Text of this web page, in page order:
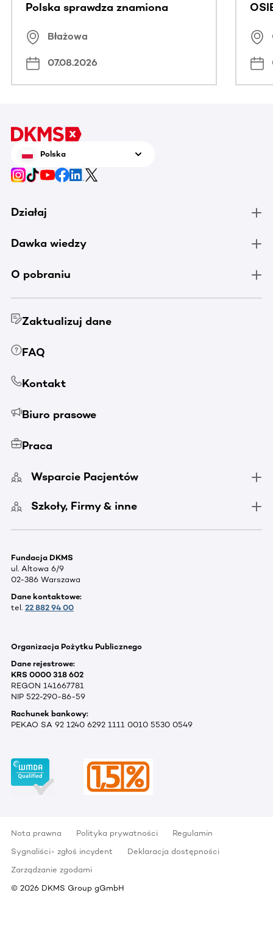
Polska sprawdza znamiona
Błażowa
07.08.2026
Polska
Działaj
Dawka wiedzy
O pobraniu
Zaktualizuj dane
FAQ
Kontakt
Biuro prasowe
Praca
Wsparcie Pacjentów
Szkoły, Firmy & inne
Fundacja DKMS
ul. Altowa 6/9
02-386 Warszawa
Dane kontaktowe:
tel. 22 882 94 00
Organizacja Pożytku Publicznego
Dane rejestrowe:
KRS 0000 318 602
REGON 141667781
NIP 522-290-86-59
Rachunek bankowy:
PEKAO SA 92 1240 6292 1111 0010 5530 0549
Nota prawna Polityka prywatności
Regulamin
Sygnaliści- zgłoś incydent
Deklaracja dostępności
Zarządzanie zgodami
© 2026 DKMS Group gGmbH